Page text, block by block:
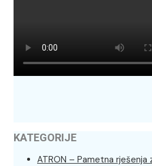
KATEGORIJE
ATRON – Pametna rješenja